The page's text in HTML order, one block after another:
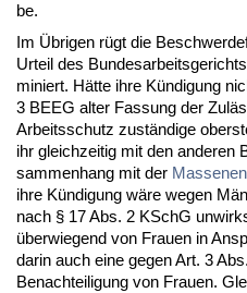
be.
Im Übri­gen rügt die
Ur­teil des
mi­niert. Hätte ih­re Kündi­gung
3 BEEG al­ter Fas­sung der
Ar­beits­schutz zuständi­ge
ihr gleich­zei­tig mit den
sam­men­hang mit der
ih­re Kündi­gung wäre we­gen
nach § 17 Abs. 2 KSchG
über­wie­gend von Frau­en in
dar­in auch ei­ne ge­gen Art. 3
Be­nach­tei­li­gung von Frau­en.